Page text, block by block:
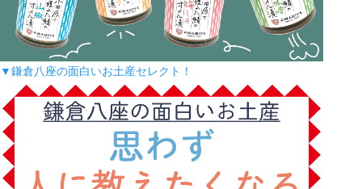
▼鎌倉八座の面白いお土産セレクト！